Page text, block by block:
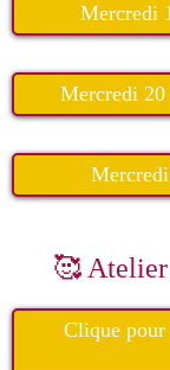
Mercredi
Mercredi
🥰 Atelier
Clique pour